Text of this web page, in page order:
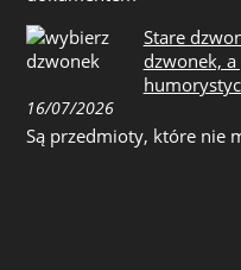
Stare
dzwonek,
16/07/2026
Są przedmioty, które nie